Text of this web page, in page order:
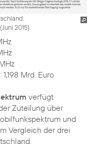
2015)
Mrd. Euro
verfügt
Zuteilung über
und
Vergleich der drei